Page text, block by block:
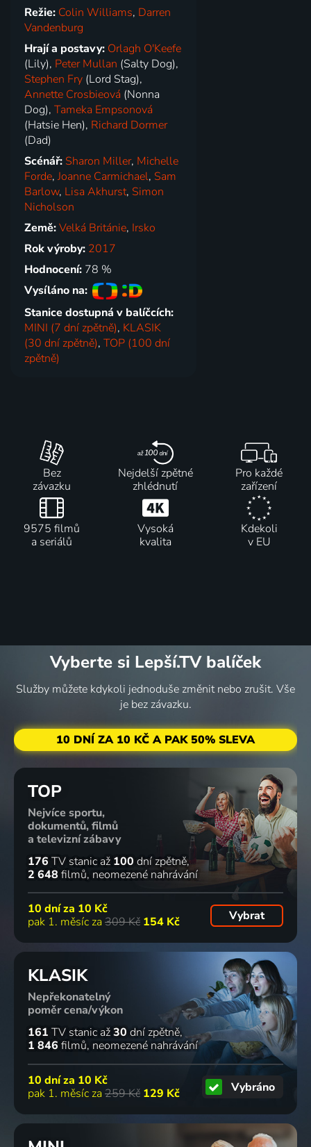
Režie: Colin Williams, Darren
Vandenburg
Hrají a postavy: Orlagh O'Keefe
(Lily), Peter Mullan (Salty Dog),
Stephen Fry (Lord Stag),
Annette Crosbieová (Nonna
Dog),Tameka Empsonová
(Hatsie Hen), Richard Dormer
(Dad)
Scénář: Sharon Miller, Michelle
Forde,Joanne Carmichael, Sam
Barlow, Lisa Akhurst, Simon
Nicholson
Země:Velká Británie, Irsko
Rok výroby: 2017
Hodnocení: 78 %
Vysíláno na:
Stanice dostupná v balíčcích:
MINI (7 dní zpětně), KLASIK
(30 dní zpětně),TOP (100 dní
zpětně)
Bez
závazku
Nejdelší zpětné
zhlédnutí
Pro každé
zařízení
9575 filmů
a seriálů
Vysoká
kvalita
Kdekoli
v EU
Vyberte si Lepší.TV balíček
Služby můžete kdykoli jednoduše změnit nebo zrušit. Vše
je bez závazku.
10 DNÍ ZA 10 KČ A PAK 50% SLEVA
TOP
Nejvíce sportu,
dokumentů, filmů
a televizní zábavy
176 TV stanic až 100 dní zpětně
2 648 filmů neomezené nahrávání
10 dní za 10 Kč
pak 1. měsíc za 309 Kč 154 Kč Vybrat
KLASIK
Nepřekonatelný
poměr cena/výkon
161 TV stanic až30 dní zpětně
1 846 filmů neomezené nahrávání
10 dní za 10 Kč
pak 1. měsíc za 259 Kč 129 Kč Vybráno